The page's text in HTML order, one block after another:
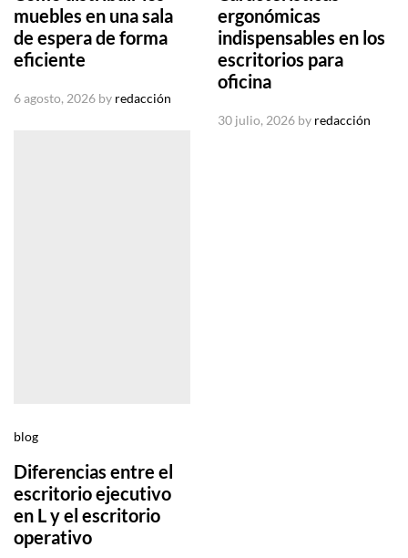
muebles en una sala
de espera de forma
eficiente
6 agosto, 2026 by redacción
ergonómicas
indispensables en los
escritorios para
oficina
30 julio, 2026 by redacción
blog
Diferencias entre el
escritorio ejecutivo
en L y el escritorio
operativo